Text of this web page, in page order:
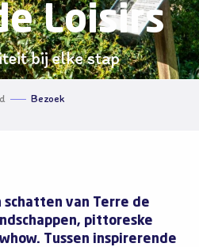
Loisirs
bij elke stap
Bezoek
aux favoris
van Terre de
pittoreske
Tussen inspirerende